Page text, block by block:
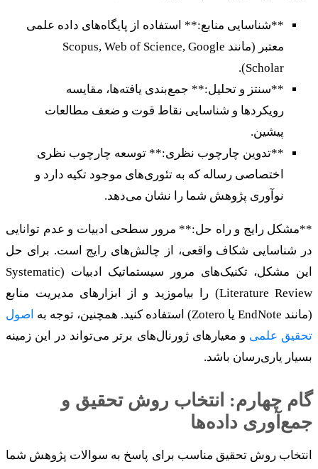
**شناسایی منابع:** استفاده از پایگاه‌های داده علمی
معتبر (مانند Scopus, Web of Science, Google
Scholar).
**سنتز و تحلیل:** جمع‌بندی یافته‌ها، مقایسه
رویکردها و شناسایی نقاط قوت و ضعف مطالعات
پیشین.
**تدوین چارچوب نظری:** توسعه چارچوب نظری
اختصاصی رساله که به تئوری‌های موجود تکیه دارد و
نوآوری پژوهش شما را نشان می‌دهد.
**مشکل رایج و راه حل:** مرور سطحی ادبیات و عدم توانایی
در شناسایی شکاف واقعی، از چالش‌های رایج است. برای حل
این مشکل، تکنیک‌های مرور سیستماتیک ادبیات (Systematic
Literature Review) را بیاموزید و از ابزارهای مدیریت منابع
(مانند EndNote یا Zotero) استفاده کنید. همچنین، توجه به
اصول
تحقیق علمی و معیارهای ژورنال‌های برتر می‌تواند در این زمینه
بسیار یاری‌رسان باشد.
گام چهارم: انتخاب روش تحقیق و
جمع‌آوری داده‌ها
انتخاب روش تحقیق مناسب برای پاسخ به سوالات پژوهش شما